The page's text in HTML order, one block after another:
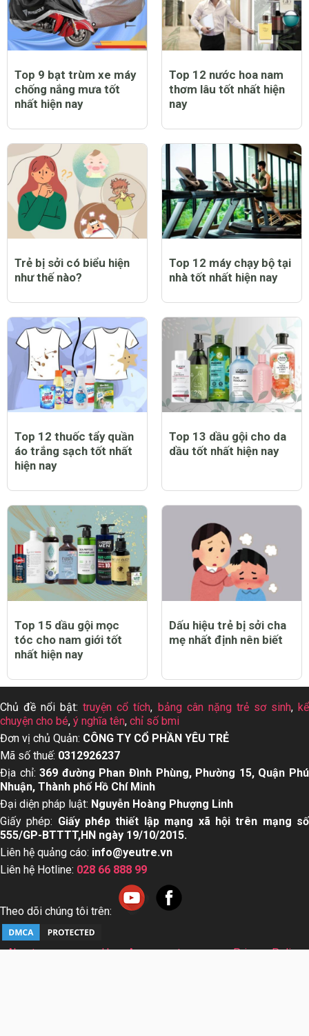
Top 9 bạt trùm xe máy
chống nắng mưa tốt
nhất hiện nay
Top 12 nước hoa nam
thơm lâu tốt nhất hiện
nay
Trẻ bị sởi có biểu hiện
như thế nào?
Top 12 máy chạy bộ tại
nhà tốt nhất hiện nay
Top 12 thuốc tẩy quần
áo trắng sạch tốt nhất
hiện nay
Top 13 dầu gội cho da
dầu tốt nhất hiện nay
Top 15 dầu gội mọc
tóc cho nam giới tốt
nhất hiện nay
Dấu hiệu trẻ bị sởi cha
mẹ nhất định nên biết
Chủ đề nổi bật:truyện cổ tích, bảng cân nặng trẻ sơ sinh,kể
chuyện cho bé, ý nghĩa tên, chỉ số bmi
Đơn vị chủ Quản: CÔNG TY CỔ PHẦN YÊU TRẺ
Mã số thuế: 0312926237
Địa chỉ:369 đường Phan Đình Phùng, Phường 15, Quận Phú
Nhuận, Thành phố Hồ Chí Minh
Đại diện pháp luật: Nguyễn Hoàng Phượng Linh
Giấy phép: Giấy phép thiết lập mạng xã hội trên mạng số
555/GP-BTTTT,HN ngày 19/10/2015.
Liên hệ quảng cáo: info@yeutre.vn
Liên hệ Hotline: 028 66 888 99
Theo dõi chúng tôi trên:
About us User Agreement
Privacy Policy